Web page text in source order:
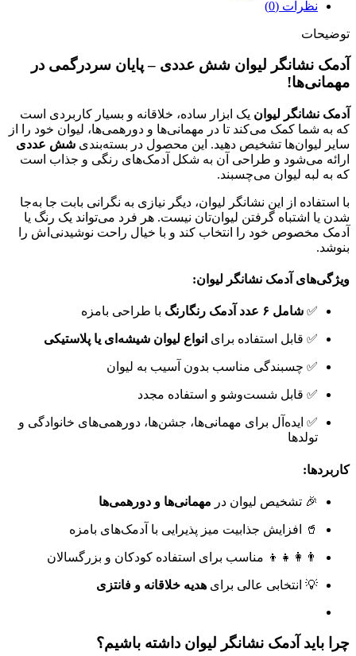
نظرات (0)
توضیحات
آدمک نشانگر لیوان شش عددی – پایان سردرگمی در
مهمانی‌ها!
آدمک نشانگر لیوان یک ابزار ساده، خلاقانه و بسیار کاربردی است
که به شما کمک می‌کند تا در مهمانی‌ها و دورهمی‌ها، لیوان خود را از
سایر لیوان‌ها تشخیص دهید. این محصول در بسته‌بندی شش عددی
ارائه می‌شود و طراحی آن به شکل آدمک‌های رنگی و جذاب است
که به لبه لیوان می‌چسبند.
با استفاده از این نشانگر لیوان، دیگر نیازی به نگرانی بابت جا به‌جا
شدن یا اشتباه گرفتن لیوان‌تان نیست. هر فرد می‌تواند یک رنگ یا
آدمک مخصوص خود را انتخاب کند و با خیال راحت نوشیدنی‌اش را
بنوشد.
ویژگی‌های آدمک نشانگر لیوان:
✅ شامل ۶ عدد آدمک رنگارنگ با طراحی بامزه
✅ قابل استفاده برای انواع لیوان شیشه‌ای یا پلاستیکی
✅ چسبندگی مناسب بدون آسیب به لیوان
✅ قابل شست‌وشو و استفاده مجدد
✅ ایده‌آل برای مهمانی‌ها، جشن‌ها، دورهمی‌های خانوادگی و
تولدها
کاربردها:
🎉 تشخیص لیوان در مهمانی‌ها و دورهمی‌ها
🥤 افزایش جذابیت میز پذیرایی با آدمک‌های بامزه
👨‍👩‍👧‍👦 مناسب برای استفاده کودکان و بزرگسالان
💡 انتخابی عالی برای هدیه خلاقانه و فانتزی
چرا باید آدمک نشانگر لیوان داشته باشیم؟